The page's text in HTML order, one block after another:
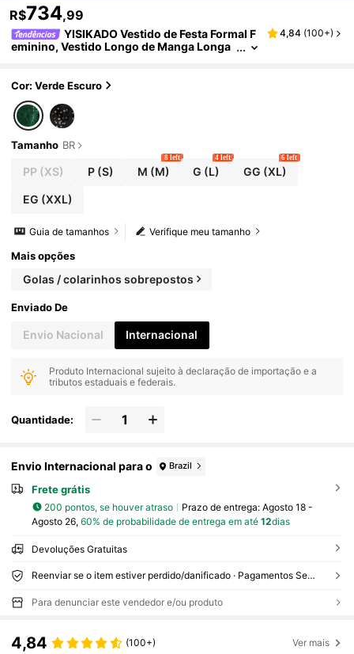
R$734,99
YISIKADO Vestido de Festa Formal F
eminino, Vestido Longo de Manga Longa
amento Primavera Outono
4,84 (100+)
Cor: Verde Escuro
Tamanho BR
PP (XS) P(S) M (M)
8 left
G (L)
4 left
GG (XL)
6 left
EG (XXL)
Verifique meu tamanho
Guia de tamanhos
Mais opções
Golas / colarinhos sobrepostos
Enviado De
Envio Nacional Internacional
Produto Internacional sujeito à declaração de importação e a
tributos estaduais e federais.
Quantidade:
Envio Internacional para o Brazil
Frete grátis
200 pontos, se houver atraso Prazo de entrega: Agosto 18 -
Agosto 26, 60% de probabilidade de entrega em até 12dias
Devoluções Gratuitas
Reenviar se o item estiver perdido/danificado · Pagamentos Seguros · Proteção de privacidade
Para denunciar este vendedor e/ou produto
4,84 (100+) Ver mais